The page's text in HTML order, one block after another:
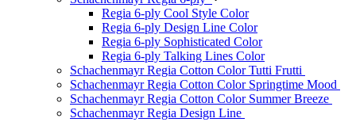
Regia 6-ply Cool Style Color
Regia 6-ply Design Line Color
Regia 6-ply Sophisticated Color
Regia 6-ply Talking Lines Color
Schachenmayr Regia Cotton Color Tutti Frutti
Schachenmayr Regia Cotton Color Springtime Mood
Schachenmayr Regia Cotton Color Summer Breeze
Schachenmayr Regia Design Line